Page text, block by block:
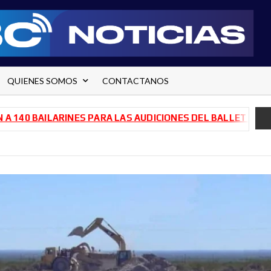
QUIENES SOMOS CONTACTANOS
PARA LAS AUDICIONES DEL BALLET DE RÍO NEGRO